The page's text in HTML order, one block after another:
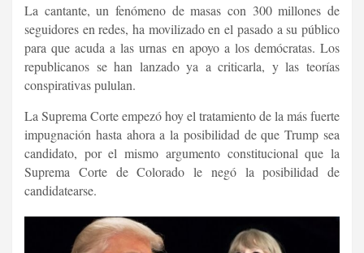
La cantante, un fenómeno de masas con 300 millones de
seguidores en redes, ha movilizado en el pasado a su público
para que acuda a las urnas en apoyo a los demócratas. Los
republicanos se han lanzado ya a criticarla, y las teorías
conspirativas pululan.
La Suprema Corte empezó hoy el tratamiento de la más fuerte
impugnación hasta ahora a la posibilidad de que Trump sea
candidato, por el mismo argumento constitucional que la
Suprema Corte de Colorado le negó la posibilidad de
candidatearse.